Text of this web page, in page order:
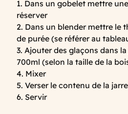
1. Dans un gobelet mettre
réserver
2. Dans un blender mettre le
de purée (se référer au
3. Ajouter des glaçons dans
700ml (selon la taille de la
4. Mixer
5. Verser le contenu de la
6. Servir